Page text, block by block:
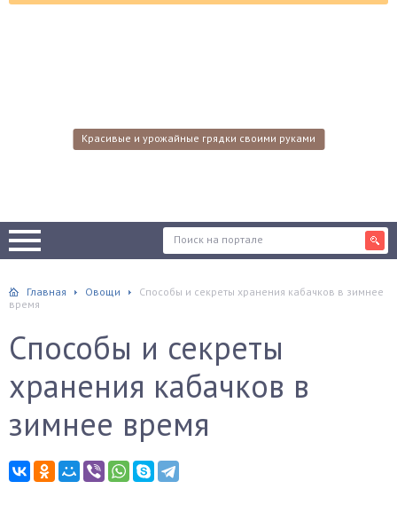
Красивые и урожайные грядки своими руками
Главная Овощи
Способы и секреты хранения кабачков в зимнее
время
Способы и секреты
хранения кабачков в
зимнее время